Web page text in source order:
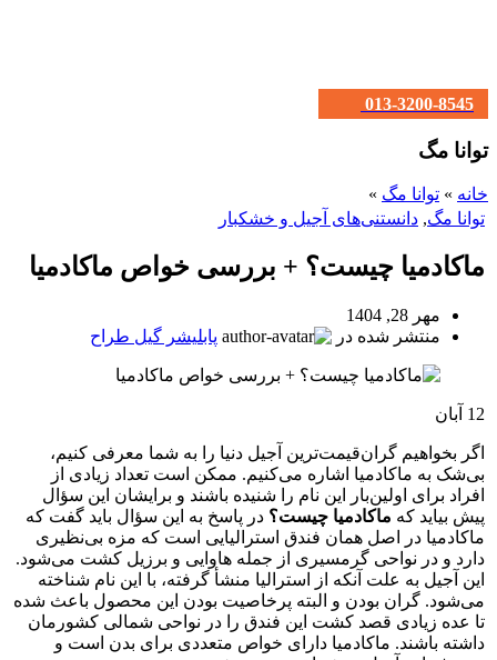
013-3200-8545
توانا مگ
خانه » توانا مگ »
توانا مگ, دانستنی‌های آجیل و خشکبار
ماکادمیا چیست؟ + بررسی خواص ماکادمیا
مهر 28, 1404
منتشر شده در
پابلیشر گیل طراح
12 آبان
اگر بخواهیم گران‌قیمت‌ترین آجیل دنیا را به شما معرفی کنیم،
بی‌شک به ماکادمیا اشاره می‌کنیم‌. ممکن است تعداد زیادی از
افراد برای اولین‌بار این نام را شنیده باشند و برایشان این سؤال
پیش بیاید که ماکادمیا چیست؟ در پاسخ به این سؤال باید گفت که
ماکادمیا در اصل همان فندق استرالیایی است که مزه بی‌نظیری
دارد و در نواحی گرمسیری از جمله هاوایی و برزیل کشت می‌شود.
این آجیل به علت آنکه از استرالیا منشأ گرفته، با این نام شناخته
می‌شود. گران بودن و البته پرخاصیت بودن این محصول باعث شده
تا عده زیادی قصد کشت این فندق را در نواحی شمالی کشورمان
داشته باشند. ماکادمیا دارای خواص متعددی برای بدن است و